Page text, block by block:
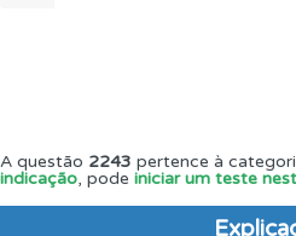
A questão 2243 pertence à
indicação, pode iniciar um teste